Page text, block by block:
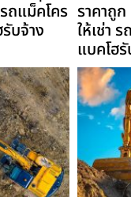
ถแม็คโคร
บจ้าง
ราคาถู
ให้เช่า
แบคโฮรั